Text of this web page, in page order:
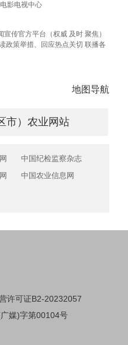
影电视中心
传官方平台（权威 及时 聚焦）
政策举措、回应热点关切 联播各
地图导航
市）农业网站
中国纪检监察杂志
中国农业信息网
许可证B2-20232057
媒)字第00104号